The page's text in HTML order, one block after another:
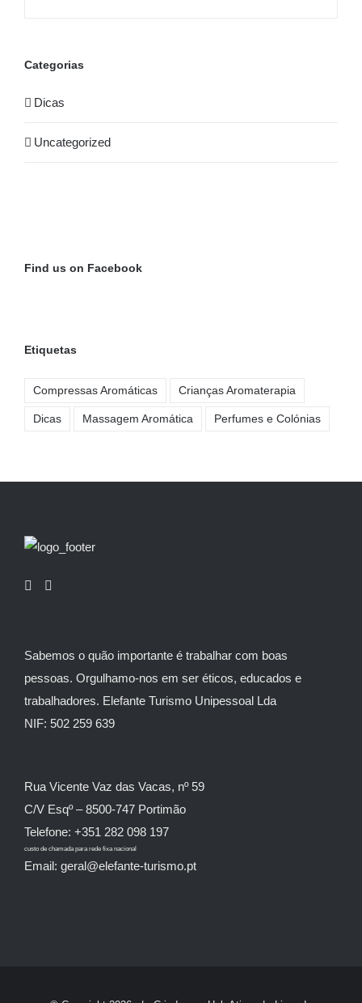
Categorias
Dicas
Uncategorized
Find us on Facebook
Etiquetas
Compressas Aromáticas Crianças Aromaterapia
Dicas Massagem Aromática Perfumes e Colónias
Sabemos o quão importante é trabalhar com boas
pessoas. Orgulhamo-nos em ser éticos, educados e
trabalhadores. Elefante Turismo Unipessoal Lda
NIF: 502 259 639
Rua Vicente Vaz das Vacas, nº 59
C/V Esqº – 8500-747 Portimão
Telefone: +351 282 098 197
custo de chamada para rede fixa nacional
Email: geral@elefante-turismo.pt